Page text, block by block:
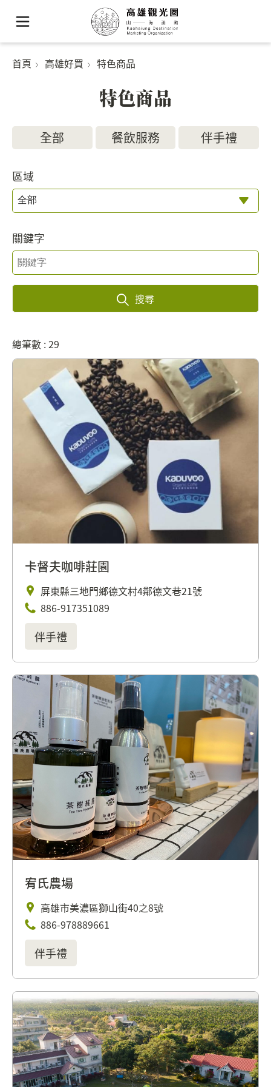
首頁 高雄好買 特色商品
特色商品
全部 餐飲服務 伴手禮
區域
關鍵字
搜尋
總筆數 : 29
卡督夫咖啡莊園
屏東縣三地門鄉德文村4鄰德文巷21號
886-917351089
伴手禮
宥氏農場
高雄市美濃區獅山街40之8號
886-978889661
伴手禮